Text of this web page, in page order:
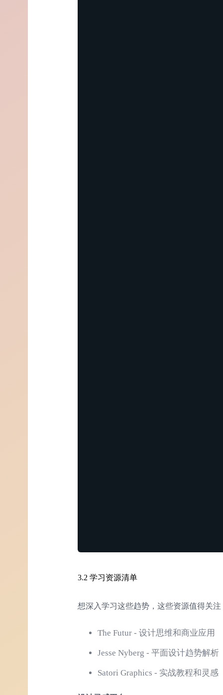
3.2 学习资源清单
想深入学习这些趋势，这些资源值得关注
The Futur - 设计思维和商业应用
Jesse Nyberg - 平面设计趋势解析
Satori Graphics - 实战教程和灵感